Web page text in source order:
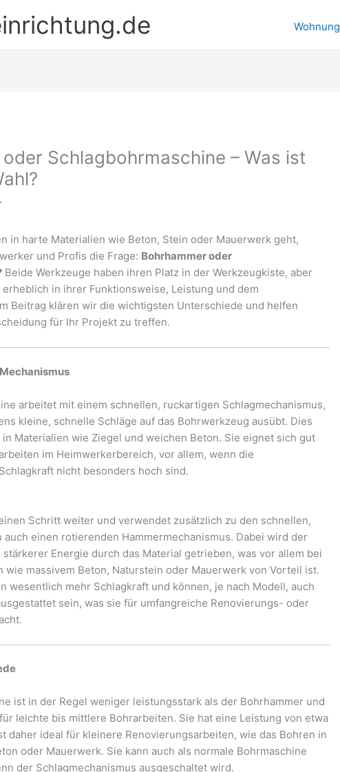
Wohnung
Schlagbohrmaschine – Was ist
in harte Materialien wie Beton, Stein oder Mauerwerk geht,
und Profis die Frage: Bohrhammer oder
Beide Werkzeuge haben ihren Platz in der Werkzeugkiste, aber
in ihrer Funktionsweise, Leistung und dem
Beitrag klären wir die wichtigsten Unterschiede und helfen
für Ihr Projekt zu treffen.
arbeitet mit einem schnellen, ruckartigen Schlagmechanismus,
kleine, schnelle Schläge auf das Bohrwerkzeug ausübt. Dies
Materialien wie Ziegel und weichen Beton. Sie eignet sich gut
im Heimwerkerbereich, vor allem, wenn die
nicht besonders hoch sind.
Schritt weiter und verwendet zusätzlich zu den schnellen,
einen rotierenden Hammermechanismus. Dabei wird der
Energie durch das Material getrieben, was vor allem bei
wie massivem Beton, Naturstein oder Mauerwerk von Vorteil ist.
wesentlich mehr Schlagkraft und können, je nach Modell, auch
sein, was sie für umfangreiche Renovierungs- oder
ist in der Regel weniger leistungsstark als der Bohrhammer und
leichte bis mittlere Bohrarbeiten. Sie hat eine Leistung von etwa
daher ideal für kleinere Renovierungsarbeiten, wie das Bohren in
oder Mauerwerk. Sie kann auch als normale Bohrmaschine
der Schlagmechanismus ausgeschaltet wird.